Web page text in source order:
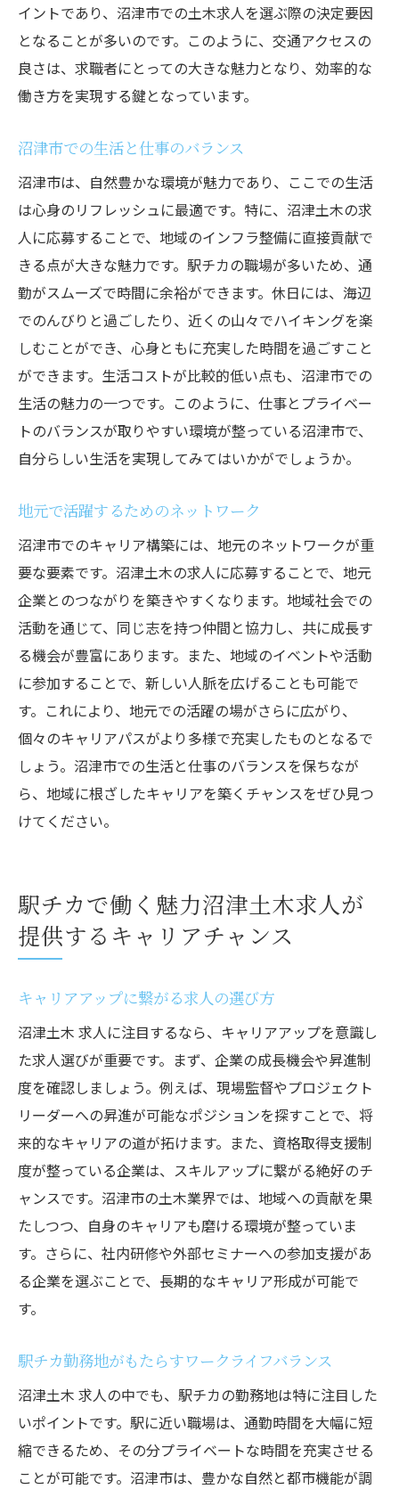
イントであり、沼津市での土木求人を選ぶ際の決定要因
となることが多いのです。このように、交通アクセスの
良さは、求職者にとっての大きな魅力となり、効率的な
働き方を実現する鍵となっています。
沼津市での生活と仕事のバランス
沼津市は、自然豊かな環境が魅力であり、ここでの生活
は心身のリフレッシュに最適です。特に、沼津土木の求
人に応募することで、地域のインフラ整備に直接貢献で
きる点が大きな魅力です。駅チカの職場が多いため、通
勤がスムーズで時間に余裕ができます。休日には、海辺
でのんびりと過ごしたり、近くの山々でハイキングを楽
しむことができ、心身ともに充実した時間を過ごすこと
ができます。生活コストが比較的低い点も、沼津市での
生活の魅力の一つです。このように、仕事とプライベー
トのバランスが取りやすい環境が整っている沼津市で、
自分らしい生活を実現してみてはいかがでしょうか。
地元で活躍するためのネットワーク
沼津市でのキャリア構築には、地元のネットワークが重
要な要素です。沼津土木の求人に応募することで、地元
企業とのつながりを築きやすくなります。地域社会での
活動を通じて、同じ志を持つ仲間と協力し、共に成長す
る機会が豊富にあります。また、地域のイベントや活動
に参加することで、新しい人脈を広げることも可能で
す。これにより、地元での活躍の場がさらに広がり、
個々のキャリアパスがより多様で充実したものとなるで
しょう。沼津市での生活と仕事のバランスを保ちなが
ら、地域に根ざしたキャリアを築くチャンスをぜひ見つ
けてください。
駅チカで働く魅力沼津土木求人が
提供するキャリアチャンス
キャリアアップに繋がる求人の選び方
沼津土木 求人に注目するなら、キャリアアップを意識し
た求人選びが重要です。まず、企業の成長機会や昇進制
度を確認しましょう。例えば、現場監督やプロジェクト
リーダーへの昇進が可能なポジションを探すことで、将
来的なキャリアの道が拓けます。また、資格取得支援制
度が整っている企業は、スキルアップに繋がる絶好のチ
ャンスです。沼津市の土木業界では、地域への貢献を果
たしつつ、自身のキャリアも磨ける環境が整っていま
す。さらに、社内研修や外部セミナーへの参加支援があ
る企業を選ぶことで、長期的なキャリア形成が可能で
す。
駅チカ勤務地がもたらすワークライフバランス
沼津土木 求人の中でも、駅チカの勤務地は特に注目した
いポイントです。駅に近い職場は、通勤時間を大幅に短
縮できるため、その分プライベートな時間を充実させる
ことが可能です。沼津市は、豊かな自然と都市機能が調